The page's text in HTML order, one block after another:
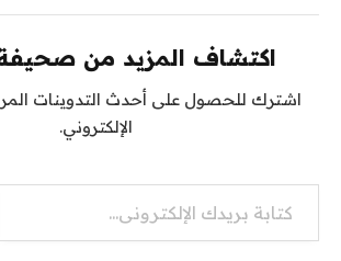
اكتشاف المزيد من
اشترك للحصول على أحدث التدوينات
الإلكتروني.
كتابة بريدك الإلكتروني...